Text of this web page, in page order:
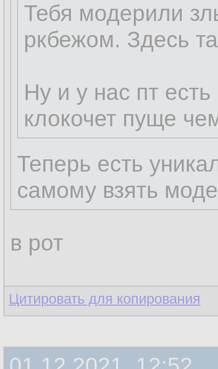
Тебя модерили
ркбежом. Здесь
Ну и у нас пт
клокочет пуще
Теперь есть
самому взять
в рот
Цитировать для копирования